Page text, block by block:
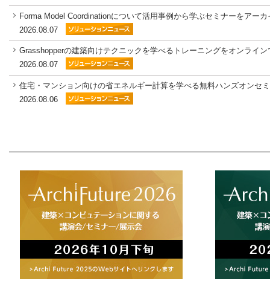
Forma Model Coordinationについて活用事例から学ぶセミナーをアー
2026.08.07
Grasshopperの建築向けテクニックを学べるトレーニングをオンライ
2026.08.07
住宅・マンション向けの省エネルギー計算を学べる無料ハンズオンセ
2026.08.06